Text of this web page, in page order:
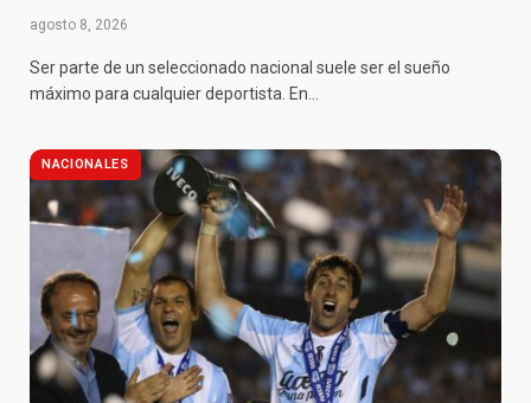
agosto 8, 2026
Ser parte de un seleccionado nacional suele ser el sueño
máximo para cualquier deportista. En…
NACIONALES